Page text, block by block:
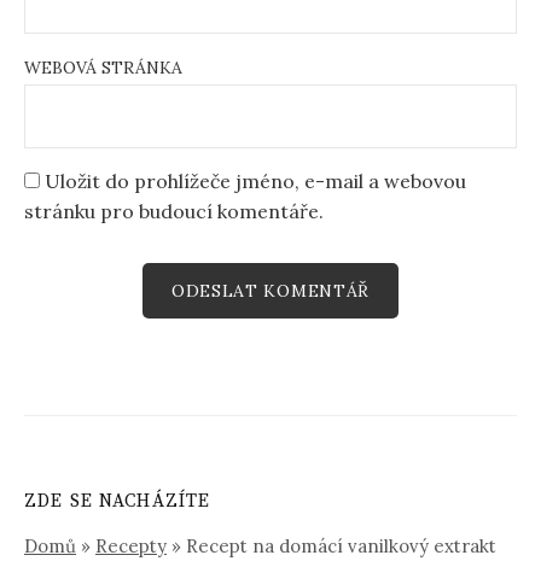
WEBOVÁ STRÁNKA
Uložit do prohlížeče jméno, e-mail a webovou
stránku pro budoucí komentáře.
ZDE SE NACHÁZÍTE
Domů » Recepty » Recept na domácí vanilkový extrakt